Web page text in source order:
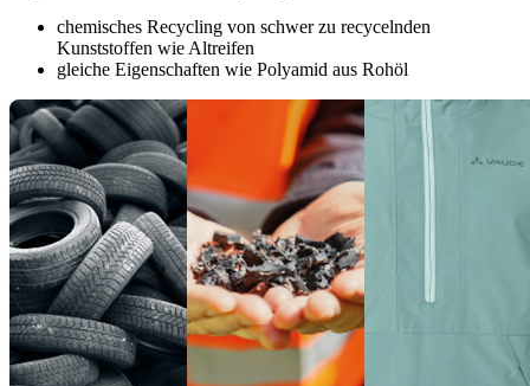
chemisches Recycling von schwer zu recycelnden
Kunststoffen wie Altreifen
gleiche Eigenschaften wie Polyamid aus Rohöl